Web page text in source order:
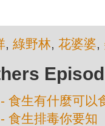
, 綠野林, 花婆婆,
食生有什麼可以
食生排毒你要知